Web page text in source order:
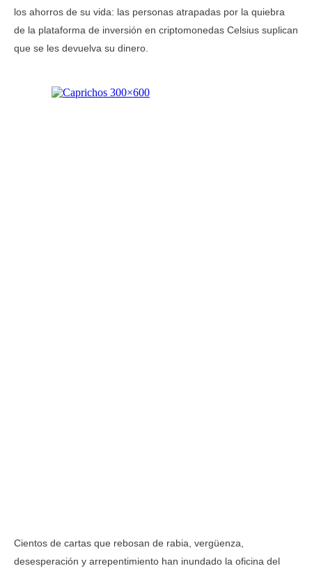
los ahorros de su vida: las personas atrapadas por la quiebra
de la plataforma de inversión en criptomonedas Celsius suplican
que se les devuelva su dinero.
Cientos de cartas que rebosan de rabia, vergüenza,
desesperación y arrepentimiento han inundado la oficina del